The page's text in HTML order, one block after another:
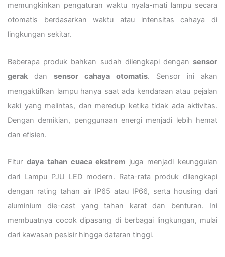
memungkinkan pengaturan waktu nyala-mati lampu secara
otomatis berdasarkan waktu atau intensitas cahaya di
lingkungan sekitar.
Beberapa produk bahkan sudah dilengkapi dengan sensor
gerak dan sensor cahaya otomatis. Sensor ini akan
mengaktifkan lampu hanya saat ada kendaraan atau pejalan
kaki yang melintas, dan meredup ketika tidak ada aktivitas.
Dengan demikian, penggunaan energi menjadi lebih hemat
dan efisien.
Fitur daya tahan cuaca ekstrem juga menjadi keunggulan
dari Lampu PJU LED modern. Rata-rata produk dilengkapi
dengan rating tahan air IP65 atau IP66, serta housing dari
aluminium die-cast yang tahan karat dan benturan. Ini
membuatnya cocok dipasang di berbagai lingkungan, mulai
dari kawasan pesisir hingga dataran tinggi.